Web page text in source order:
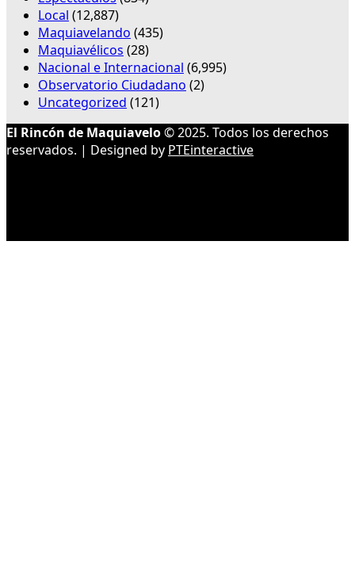
Local (12,887)
Maquiavelando (435)
Maquiavélicos (28)
Nacional e Internacional (6,995)
Observatorio Ciudadano (2)
Uncategorized (121)
El Rincón de Maquiavelo© 2025. Todos los derechos
reservados. | Designed by PTEinteractive